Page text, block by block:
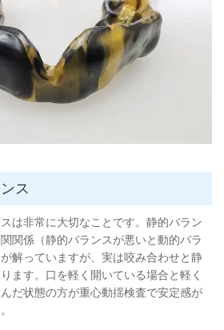
ス
は非常に大切なことです。静的バラン
関係（静的バランスが悪いと動的バラ
解っていますが、実は咬み合わせと静
ます。口を軽く開いている場合と軽く
だ状態の方が重心動揺検査で安定感が